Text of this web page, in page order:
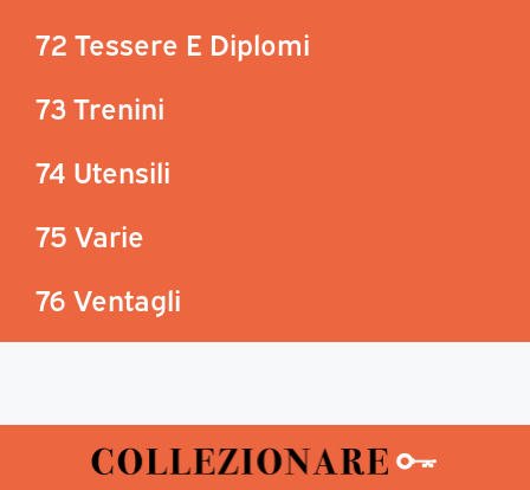
72 Tessere E Diplomi
73 Trenini
74 Utensili
75 Varie
76 Ventagli